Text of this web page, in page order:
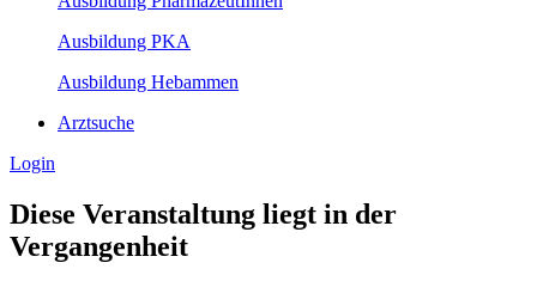
Ausbildung PKA
Ausbildung Hebammen
Arztsuche
Login
Diese Veranstaltung liegt in der
Vergangenheit